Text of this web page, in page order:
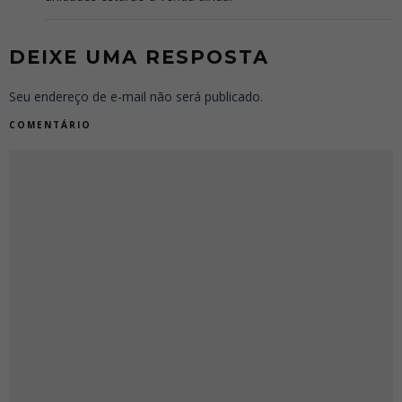
DEIXE UMA RESPOSTA
Seu endereço de e-mail não será publicado.
COMENTÁRIO